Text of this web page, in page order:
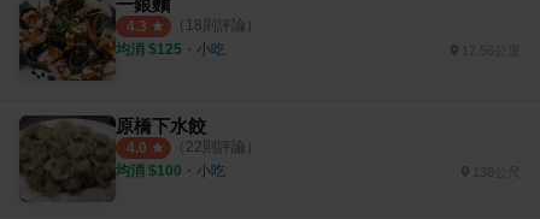
一銀麵
4.3 （ 18則評論）
均消 $125 ・ 小吃 17.56公里
原橋下水餃
4.0 （ 22則評論）
均消 $100 ・ 小吃